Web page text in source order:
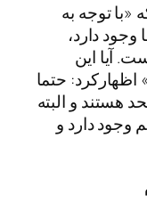
توجه به
دارد،
آیا این
اظهارکرد: حتما
هستند و البته
وجود دارد و